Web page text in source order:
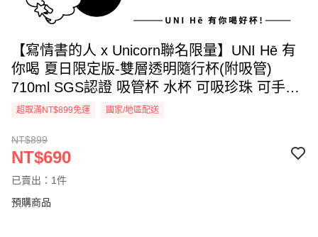
【寫情書的人 x Unicorn聯名限量】UNI Hē 有
你喝 夏日限定版-雙層透明隨行杯(附吸管)
710ml SGS認證 吸管杯 水杯 可吸珍珠 可手提
透明水壺 隨行杯 杯子 環保杯
超取滿NT$899免運 國家/地區配送
NT$899
NT$690
已賣出：1件
預購商品